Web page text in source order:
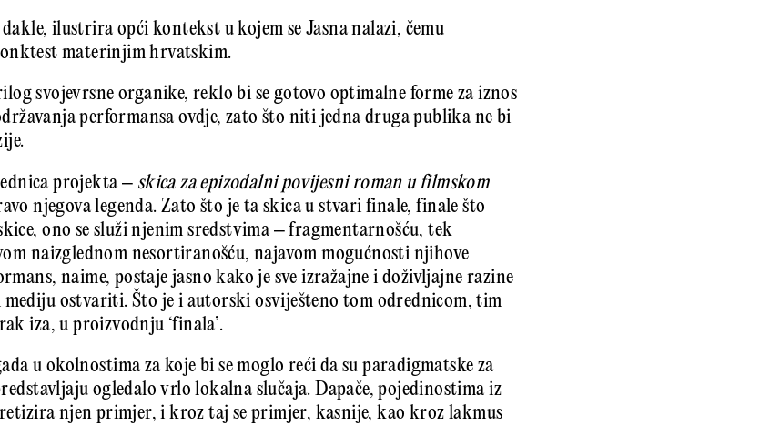
ilustrira opći kontekst u kojem se Jasna nalazi, čemu
materinjim hrvatskim.
svojevrsne organike, reklo bi se gotovo optimalne forme za iznos
performansa ovdje, zato što niti jedna druga publika ne bi
projekta – skica za epizodalni povijesni roman u filmskom
njegova legenda. Zato što je ta skica u stvari finale, finale što
ono se služi njenim sredstvima – fragmentarnošću, tek
naizglednom nesortiranošću, najavom mogućnosti njihove
naime, postaje jasno kako je sve izražajne i doživljajne razine
mediju ostvariti. Što je i autorski osviješteno tom odrednicom, tim
iza, u proizvodnju ‘finala’.
u okolnostima za koje bi se moglo reći da su paradigmatske za
ogledalo vrlo lokalna slučaja. Dapače, pojedinostima iz
njen primjer, i kroz taj se primjer, kasnije, kao kroz lakmus